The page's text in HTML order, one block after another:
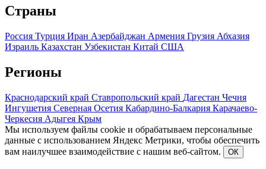
Страны
Россия Турция Иран Азербайджан Армения Грузия Абхазия
Израиль Казахстан Узбекистан Китай США
Регионы
Краснодарский край Ставропольский край Дагестан Чечня
Ингушетия Северная Осетия Кабардино-Балкария Карачаево-
Черкесия Адыгея Крым
Мы используем файлы cookie и обрабатываем персональные
данные с использованием Яндекс Метрики, чтобы обеспечить
вам наилучшее взаимодействие с нашим веб-сайтом.
ОК